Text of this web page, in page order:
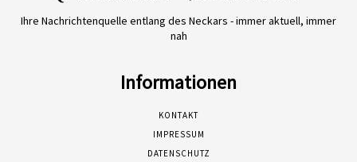
Ihre Nachrichtenquelle entlang des Neckars - immer aktuell, immer
nah
Informationen
KONTAKT
IMPRESSUM
DATENSCHUTZ